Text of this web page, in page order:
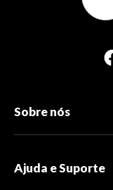
Sobre nós
Ajuda e Suporte